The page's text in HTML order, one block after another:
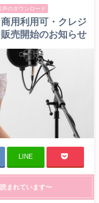
のダウンロード
用利用可・クレジ
売開始のお知らせ
LINE
まれています〜